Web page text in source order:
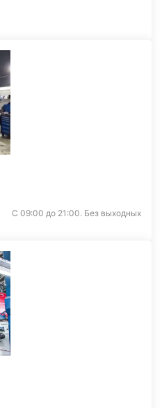
С 09:00 до 21:00. Без выходных